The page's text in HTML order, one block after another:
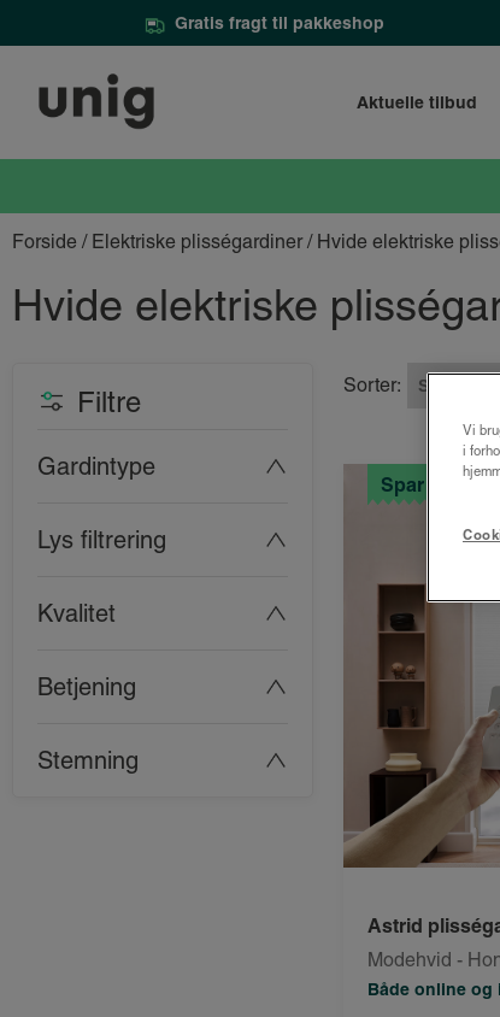
Gratis fragt til pakkeshop
Aktuelle tilbud
Forside / Elektriske plisségardiner/ Hvide elektriske
Hvide elektriske
Filtre
Gardintype
Lys filtrering
Kvalitet
Betjening
Stemning
Sorter:
Spar 25%
Astrid
Modehvid -
Både online og
Vi
i